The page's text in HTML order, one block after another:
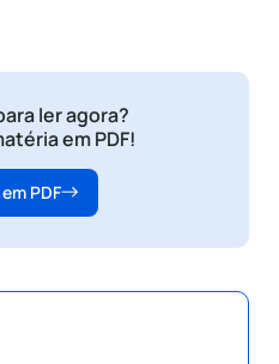
ler agora?
em PDF!
PDF